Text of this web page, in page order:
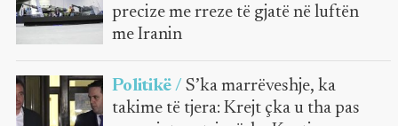
precize me rreze të gjatë në luftën
me Iranin
Politikë / S’ka marrëveshje, ka
takime të tjera: Krejt çka u tha pas